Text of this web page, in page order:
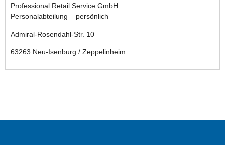
Professional Retail Service GmbH
Personalabteilung – persönlich
Admiral-Rosendahl-Str. 10
63263 Neu-Isenburg / Zeppelinheim